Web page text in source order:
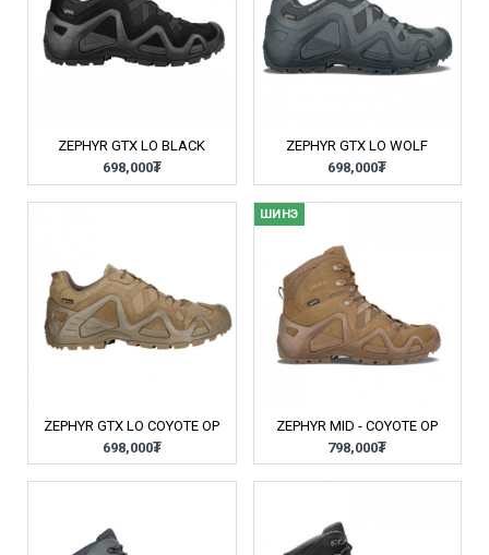
ZEPHYR GTX LO BLACK
698,000₮
ZEPHYR GTX LO WOLF
698,000₮
ZEPHYR GTX LO COYOTE OP
698,000₮
ШИНЭ
ZEPHYR MID - COYOTE OP
798,000₮